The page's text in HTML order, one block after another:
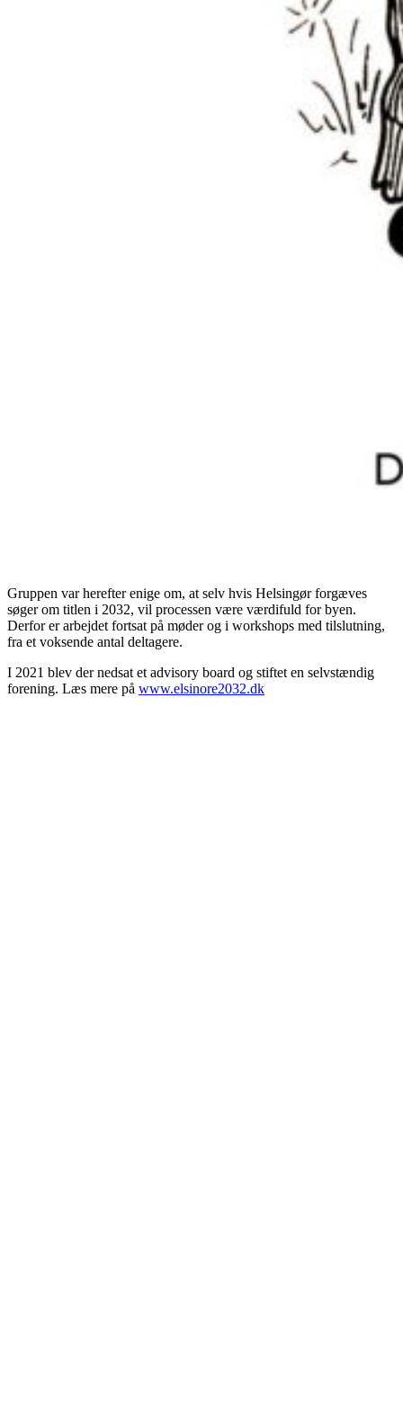
Gruppen var herefter enige om, at selv hvis Helsingør forgæves
søger om titlen i 2032, vil processen være værdifuld for byen.
Derfor er arbejdet fortsat på møder og i workshops med tilslutning,
fra et voksende antal deltagere.
I 2021 blev der nedsat et advisory board og stiftet en selvstændig
forening. Læs mere på www.elsinore2032.dk